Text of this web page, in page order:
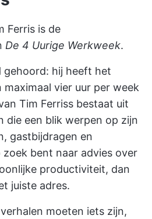
Ferris is de
De 4 Uurige Werkweek.
gehoord: hij heeft het
vier uur per week
Tim Ferriss bestaat uit
die een blik werpen op zijn
gastbijdragen en
bent naar advies over
productiviteit, dan
juiste adres.
moeten iets zijn,